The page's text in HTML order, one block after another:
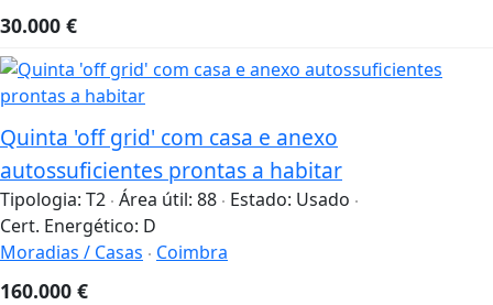
30.000 €
Quinta 'off grid' com casa e anexo
autossuficientes prontas a habitar
Tipologia: T2 Área útil: 88 Estado: Usado
Cert. Energético: D
Moradias / Casas
Coimbra
160.000 €